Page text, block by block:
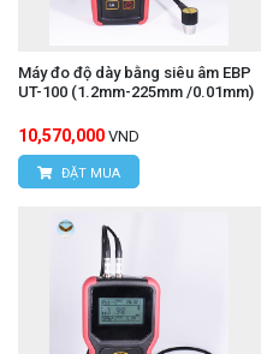
đo nhanh chóng, phù
loạt.
chính xác ± 0.015mm,
Bền bỉ và đáng tin
chất lượng cao,
dụng lâu dài, đảm bảo
Máy đo độ dày bằng siêu âm EBP
UT-100 (1.2mm-225mm /0.01mm)
10,570,000 VND
ĐẶT MUA